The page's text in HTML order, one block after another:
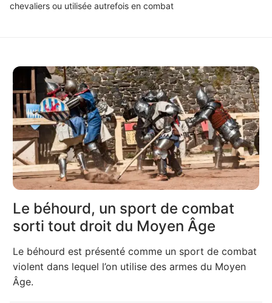
chevaliers ou utilisée autrefois en combat
Le béhourd, un sport de combat
sorti tout droit du Moyen Âge
Le béhourd est présenté comme un sport de combat
violent dans lequel l’on utilise des armes du Moyen
Âge.